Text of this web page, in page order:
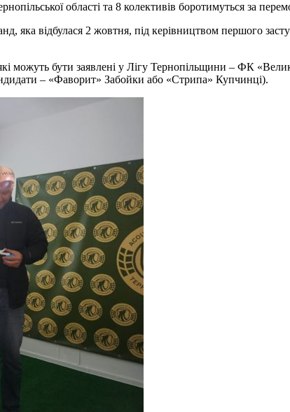
області та 8 колективів боротимуться за
яка відбулася 2 жовтня, під керівництвом першого
можуть бути заявлені у Лігу Тернопільщини – ФК
– «Фаворит» Забойки або «Стрипа» Купчинці).